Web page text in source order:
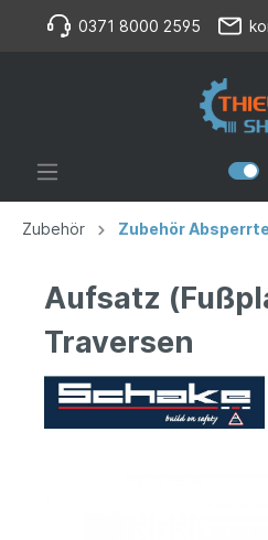
0371 8000 2595
Zubehör Zubehör
Aufsatz
Traversen